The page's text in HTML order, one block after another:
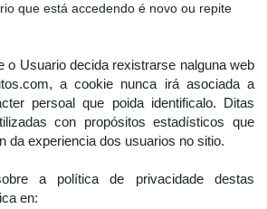
que está accedendo é novo ou repite
o Usuario decida rexistrarse nalguna web
a cookie nunca irá asociada a
persoal que poida identificalo. Ditas
con propósitos estadísticos que
da experiencia dos usuarios no sitio.
a política de privacidade destas
en: